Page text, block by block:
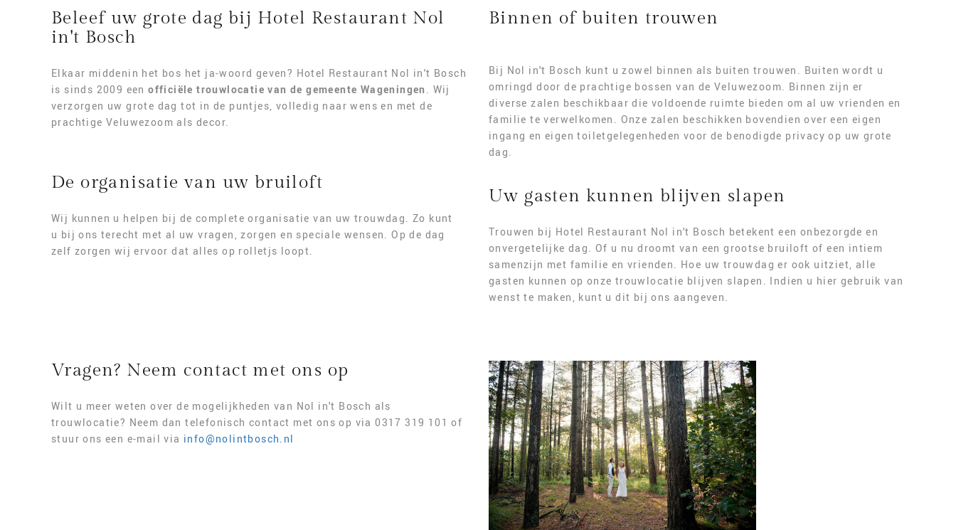
Beleef uw grote dag bij Hotel Restaurant Nol
in't Bosch
Elkaar middenin het bos het ja-woord geven? Hotel Restaurant Nol in't Bosch
is sinds 2009 een officiële trouwlocatie van de gemeente Wageningen . Wij
verzorgen uw grote dag tot in de puntjes, volledig naar wens en met de
prachtige Veluwezoom als decor.
De organisatie van uw bruiloft
Wij kunnen u helpen bij de complete organisatie van uw trouwdag. Zo kunt
u bij ons terecht met al uw vragen, zorgen en speciale wensen. Op de dag
zelf zorgen wij ervoor dat alles op rolletjs loopt.
Binnen of buiten trouwen
Bij Nol in't Bosch kunt u zowel binnen als buiten trouwen. Buiten wordt u
omringd door de prachtige bossen van de Veluwezoom. Binnen zijn er
diverse zalen beschikbaar die voldoende ruimte bieden om al uw vrienden en
familie te verwelkomen. Onze zalen beschikken bovendien over een eigen
ingang en eigen toiletgelegenheden voor de benodigde privacy op uw grote
dag.
Uw gasten kunnen blijven slapen
Trouwen bij Hotel Restaurant Nol in't Bosch betekent een onbezorgde en
onvergetelijke dag. Of u nu droomt van een grootse bruiloft of een intiem
samenzijn met familie en vrienden. Hoe uw trouwdag er ook uitziet, alle
gasten kunnen op onze trouwlocatie blijven slapen. Indien u hier gebruik van
wenst te maken, kunt u dit bij ons aangeven.
Vragen? Neem contact met ons op
Wilt u meer weten over de mogelijkheden van Nol in't Bosch als
trouwlocatie? Neem dan telefonisch contact met ons op via 0317 319 101 of
stuur ons een e-mail via info@nolintbosch.nl